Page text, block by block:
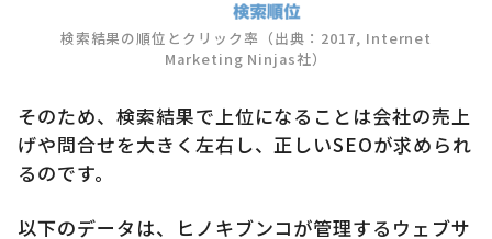
検索結果の順位とクリック率（出典：2017, Internet
Marketing Ninjas社）
そのため、検索結果で上位になることは会社の売上
げや問合せを大きく左右し、正しいSEOが求められ
るのです。
以下のデータは、ヒノキブンコが管理するウェブサ